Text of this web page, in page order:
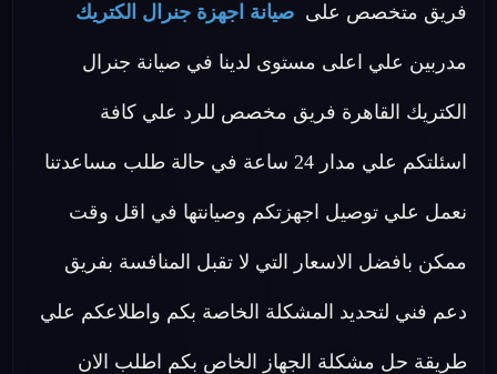
فريق متخصص على صيانة اجهزة جنرال الكتريك
مدربين علي اعلى مستوى لدينا في صيانة جنرال
الكتريك القاهرة فريق مخصص للرد علي كافة
اسئلتكم علي مدار 24 ساعة في حالة طلب مساعدتنا
نعمل علي توصيل اجهزتكم وصيانتها في اقل وقت
ممكن بافضل الاسعار التي لا تقبل المنافسة بفريق
دعم فني لتحديد المشكلة الخاصة بكم واطلاعكم علي
طريقة حل مشكلة الجهاز الخاص بكم اطلب الان